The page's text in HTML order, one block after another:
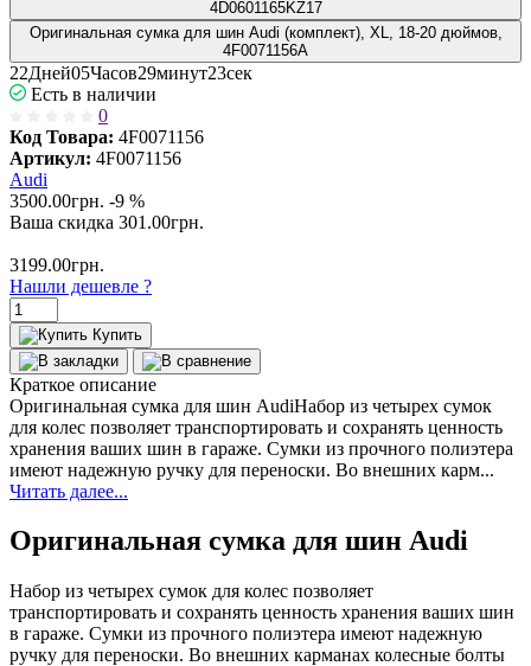
4D0601165KZ17
Оригинальная сумка для шин Audi (комплект), XL, 18-20 дюймов,
4F0071156A
22Дней05Часов29минут22сек
Есть в наличии
0
Код Товара: 4F0071156
Артикул: 4F0071156
Audi
3500.00грн. -9 %
Ваша cкидка 301.00грн.
3199.00грн.
Нашли дешевле ?
Купить
Краткое описание
Оригинальная сумка для шин AudiНабор из четырех сумок
для колес позволяет транспортировать и сохранять ценность
хранения ваших шин в гараже. Сумки из прочного полиэтера
имеют надежную ручку для переноски. Во внешних карм...
Читать далее...
Оригинальная сумка для шин Audi
Набор из четырех сумок для колес позволяет
транспортировать и сохранять ценность хранения ваших шин
в гараже. Сумки из прочного полиэтера имеют надежную
ручку для переноски. Во внешних карманах колесные болты